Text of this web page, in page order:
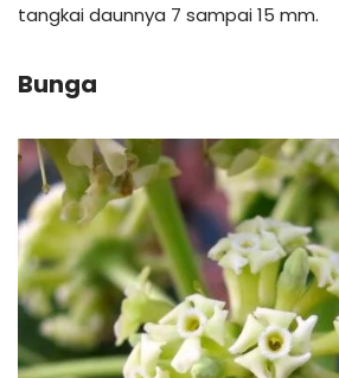
tangkai daunnya 7 sampai 15 mm.
Bunga